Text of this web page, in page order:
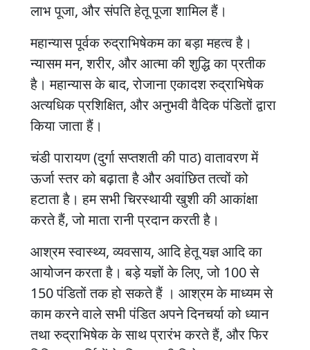
लाभ पूजा, और संपति हेतू पूजा शामिल हैं।
महान्यास पूर्वक रुद्राभिषेकम का बड़ा महत्व है।
न्यासम मन, शरीर, और आत्मा की शुद्धि का प्रतीक
है। महान्यास के बाद, रोजाना एकादश रुद्राभिषेक
अत्यधिक प्रशिक्षित, और अनुभवी वैदिक पंडितों द्वारा
किया जाता हैं।
चंडी पारायण (दुर्गा सप्तशती की पाठ) वातावरण में
ऊर्जा स्तर को बढ़ाता है और अवांछित तत्वों को
हटाता है। हम सभी चिरस्थायी खुशी की आकांक्षा
करते हैं, जो माता रानी प्रदान करती है।
आश्रम स्वास्थ्य, व्यवसाय, आदि हेतू यज्ञ आदि का
आयोजन करता है। बड़े यज्ञों के लिए, जो 100 से
150 पंडितों तक हो सकते हैं । आश्रम के माध्यम से
काम करने वाले सभी पंडित अपने दिनचर्या को ध्यान
तथा रुद्राभिषेक के साथ प्रारंभ करते हैं, और फिर